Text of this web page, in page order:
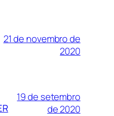
21 de novembro de
2020
19 de setembro
de 2020